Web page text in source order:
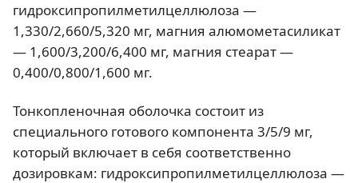
гидроксипропилметилцеллюлоза —
1,330/2,660/5,320 мг, магния алюмометасиликат
— 1,600/3,200/6,400 мг, магния стеарат —
0,400/0,800/1,600 мг.
Тонкопленочная оболочка состоит из
специального готового компонента 3/5/9 мг,
который включает в себя соответственно
дозировкам: гидроксипропилметилцеллюлоза —